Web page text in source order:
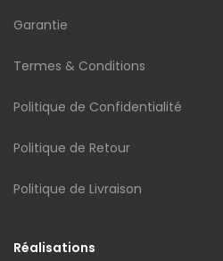
Garantie
Termes & Conditions
Politique de Confidentialité
Politique de Retour
Politique de Livraison
Réalisations